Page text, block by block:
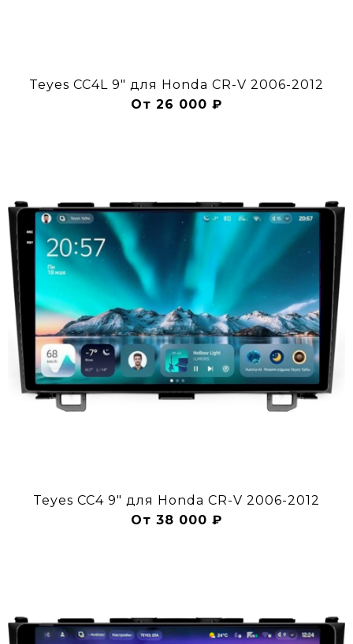
Teyes CC4L 9" для Honda CR-V 2006-2012
От 26 000 ₽
Teyes CC4 9" для Honda CR-V 2006-2012
От 38 000 ₽